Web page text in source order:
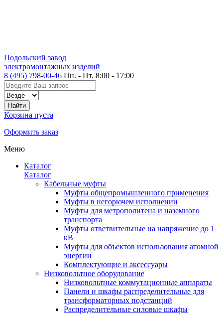
Подольский завод
электромонтажных изделий
8 (495) 798-00-46 Пн. - Пт. 8:00 - 17:00
Корзина пуста
Оформить заказ
Меню
Каталог
Каталог
Кабельные муфты
Муфты общепромышленного применения
Муфты в негорючем исполнении
Муфты для метрополитена и наземного
транспорта
Муфты ответвительные на напряжение до 1
кВ
Муфты для объектов использования атомной
энергии
Комплектующие и аксессуары
Низковольтное оборудование
Низковольтные коммутационные аппараты
Панели и шкафы распределительные для
трансформаторных подстанций
Распределительные силовые шкафы